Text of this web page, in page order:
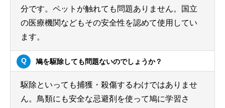
分です。ペットが触れても問題ありません。国立
の医療機関などもその安全性を認めて使用してい
ます。
鳩を駆除しても問題ないのでしょうか？
駆除といっても捕獲・殺傷するわけではありませ
ん。鳥類にも安全な忌避剤を使って鳩に学習さ